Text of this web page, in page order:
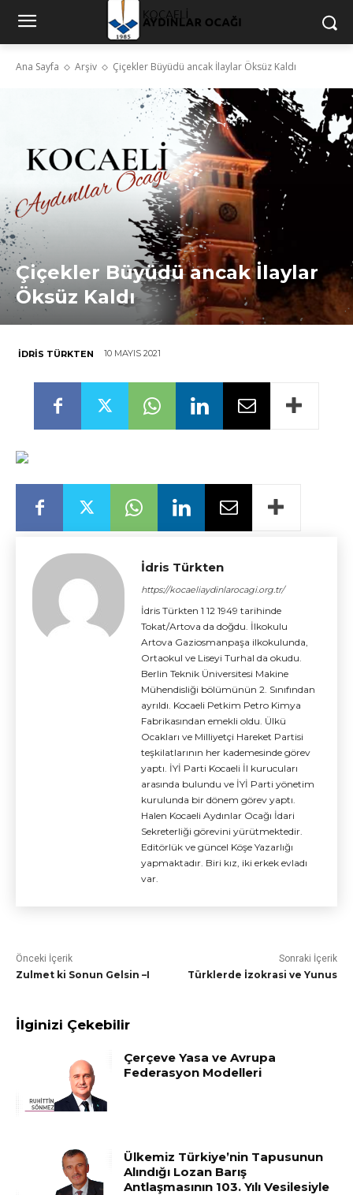
Ana Sayfa Arşiv Çiçekler Büyüdü ancak İlaylar Öksüz Kaldı
Çiçekler Büyüdü ancak İlaylar
Öksüz Kaldı
İDRIS TÜRKTEN 10 MAYIS 2021
İdris Türkten
https://kocaeliaydinlarocagi.org.tr/
İdris Türkten 1 12 1949 tarihinde
Tokat/Artova da doğdu. İlkokulu
Artova Gaziosmanpaşa ilkokulunda,
Ortaokul ve Liseyi Turhal da okudu.
Berlin Teknik Üniversitesi Makine
Mühendisliği bölümünün 2. Sınıfından
ayrıldı. Kocaeli Petkim Petro Kimya
Fabrikasından emekli oldu. Ülkü
Ocakları ve Milliyetçi Hareket Partisi
teşkilatlarının her kademesinde görev
yaptı. İYİ Parti Kocaeli İl kurucuları
arasında bulundu ve İYİ Parti yönetim
kurulunda bir dönem görev yaptı.
Halen Kocaeli Aydınlar Ocağı İdari
Sekreterliği görevini yürütmektedir.
Editörlük ve güncel Köşe Yazarlığı
yapmaktadır. Biri kız, iki erkek evladı
var.
Önceki İçerik
Zulmet ki Sonun Gelsin –I
Sonraki İçerik
Türklerde İzokrasi ve Yunus
İlginizi Çekebilir
Çerçeve Yasa ve Avrupa
Federasyon Modelleri
Ülkemiz Türkiye’nin Tapusunun
Alındığı Lozan Barış
Antlaşmasının 103. Yılı Vesilesiyle